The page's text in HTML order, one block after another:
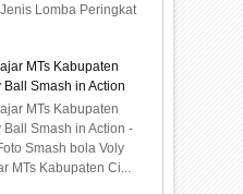
Lomba Peringkat
MTs Kabupaten
Ball Smash in Action
MTs Kabupaten
Ball Smash in Action -
Smash bola Voly
MTs Kabupaten Ci...